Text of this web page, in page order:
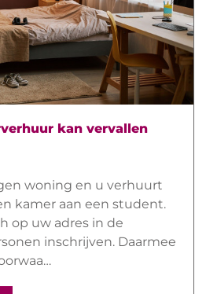
kan vervallen
woning en u verhuurt
kamer aan een student.
op uw adres in de
inschrijven. Daarmee